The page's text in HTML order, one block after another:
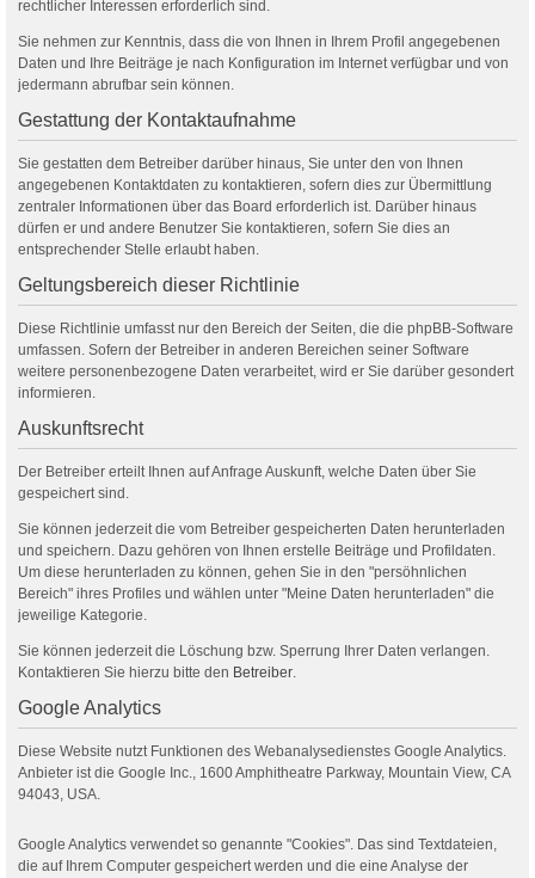
rechtlicher Interessen erforderlich sind.
Sie nehmen zur Kenntnis, dass die von Ihnen in Ihrem Profil angegebenen
Daten und Ihre Beiträge je nach Konfiguration im Internet verfügbar und von
jedermann abrufbar sein können.
Gestattung der Kontaktaufnahme
Sie gestatten dem Betreiber darüber hinaus, Sie unter den von Ihnen
angegebenen Kontaktdaten zu kontaktieren, sofern dies zur Übermittlung
zentraler Informationen über das Board erforderlich ist. Darüber hinaus
dürfen er und andere Benutzer Sie kontaktieren, sofern Sie dies an
entsprechender Stelle erlaubt haben.
Geltungsbereich dieser Richtlinie
Diese Richtlinie umfasst nur den Bereich der Seiten, die die phpBB-Software
umfassen. Sofern der Betreiber in anderen Bereichen seiner Software
weitere personenbezogene Daten verarbeitet, wird er Sie darüber gesondert
informieren.
Auskunftsrecht
Der Betreiber erteilt Ihnen auf Anfrage Auskunft, welche Daten über Sie
gespeichert sind.
Sie können jederzeit die vom Betreiber gespeicherten Daten herunterladen
und speichern. Dazu gehören von Ihnen erstelle Beiträge und Profildaten.
Um diese herunterladen zu können, gehen Sie in den "persöhnlichen
Bereich" ihres Profiles und wählen unter "Meine Daten herunterladen" die
jeweilige Kategorie.
Sie können jederzeit die Löschung bzw. Sperrung Ihrer Daten verlangen.
Kontaktieren Sie hierzu bitte den Betreiber.
Google Analytics
Diese Website nutzt Funktionen des Webanalysedienstes Google Analytics.
Anbieter ist die Google Inc., 1600 Amphitheatre Parkway, Mountain View, CA
94043, USA.
Google Analytics verwendet so genannte "Cookies". Das sind Textdateien,
die auf Ihrem Computer gespeichert werden und die eine Analyse der